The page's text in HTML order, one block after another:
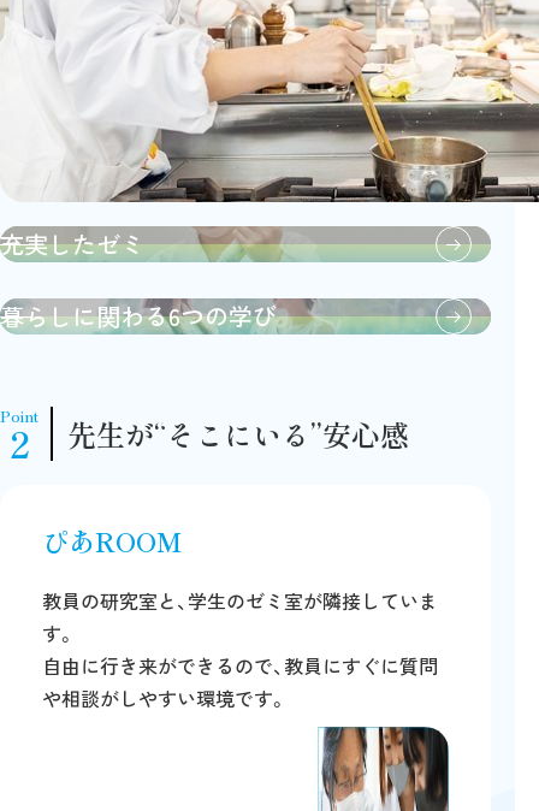
充実したゼミ
暮らしに関わる6つの学び
Point
2 先生が“そこにいる”安心感
ぴあROOM
教員の研究室と、学生のゼミ室が隣接していま
す。
自由に行き来ができるので、教員にすぐに質問
や相談がしやすい環境です。